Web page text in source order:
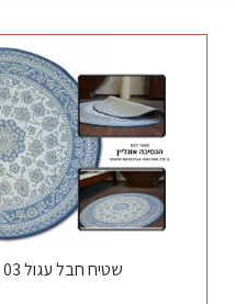
שטיח חבל עגול 03